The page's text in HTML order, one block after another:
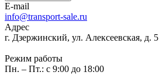
E-mail
info@transport-sale.ru
Адрес
г. Дзержинский, ул. Алексеевская, д. 5
Режим работы
Пн. – Пт.: с 9:00 до 18:00